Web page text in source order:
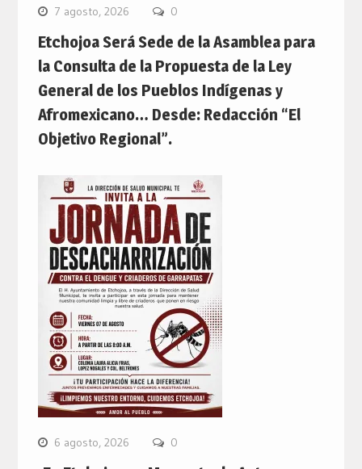
7 agosto, 2026 0
Etchojoa Será Sede de la Asamblea para
la Consulta de la Propuesta de la Ley
General de los Pueblos Indígenas y
Afromexicano… Desde: Redacción “El
Objetivo Regional”.
6 agosto, 2026 0